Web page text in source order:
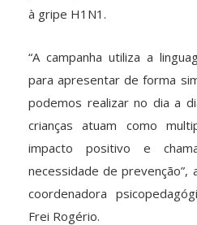
à gripe H1N1.
“A campanha utiliza a
para apresentar de forma
podemos realizar no dia a
crianças atuam como
impacto positivo e
necessidade de prevenção”,
coordenadora
Frei Rogério.